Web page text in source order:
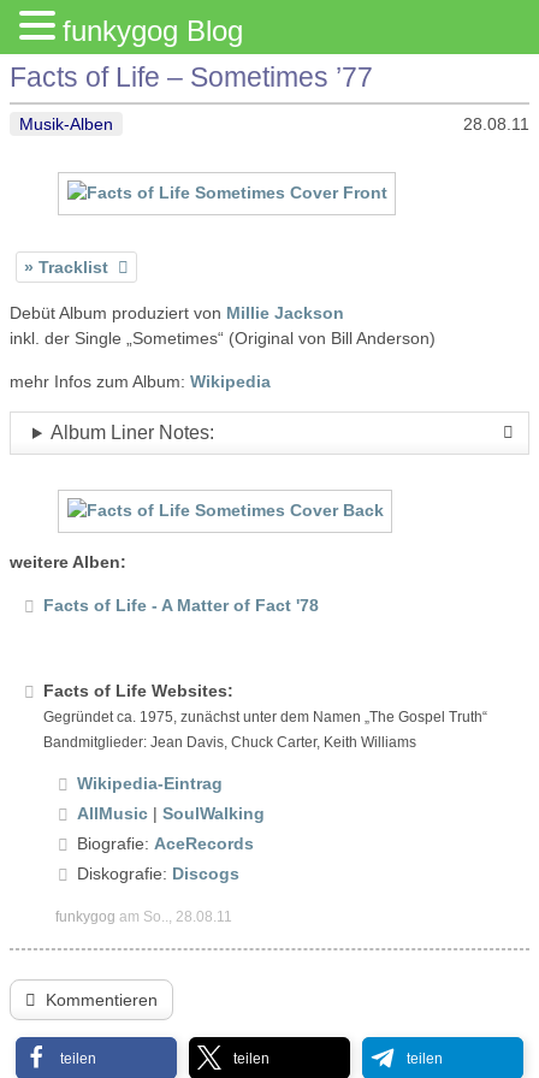
Facts of Life – Sometimes ’77
Musik-Alben 28.08.11
Tracklist
Debüt Album produziert von Millie Jackson
inkl. der Single „Sometimes“ (Original von Bill Anderson)
mehr Infos zum Album: Wikipedia
Album Liner Notes:
weitere Alben:
Facts of Life - A Matter of Fact '78
Facts of Life Websites:
Gegründet ca. 1975, zunächst unter dem Namen „The Gospel Truth“
Bandmitglieder: Jean Davis, Chuck Carter, Keith Williams
Wikipedia-Eintrag
AllMusic | SoulWalking
Biografie: AceRecords
Diskografie: Discogs
funkygog am So.., 28.08.11
Kommentieren
teilen teilen teilen
funkygog Blog